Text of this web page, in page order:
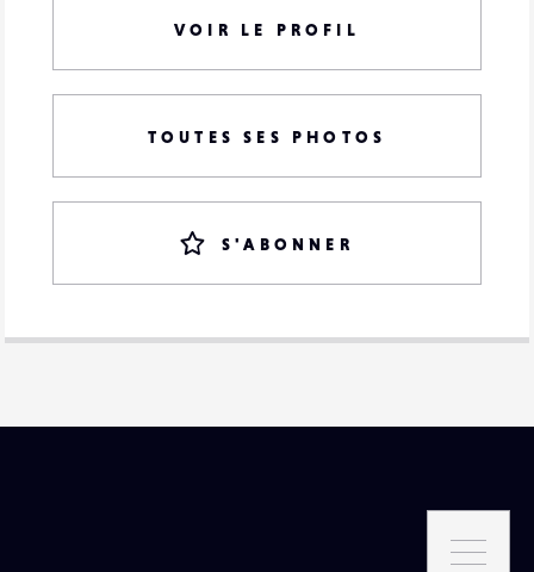
VOIR LE PROFIL
TOUTES SES PHOTOS
S'ABONNER